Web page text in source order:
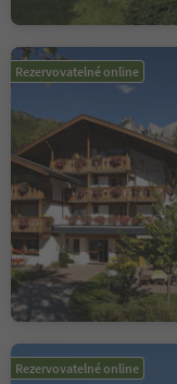
Rezervovatelné online
Rezervovatelné online